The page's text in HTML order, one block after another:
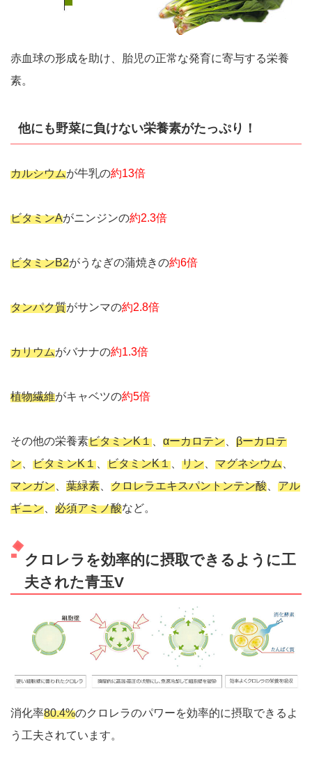
赤血球の形成を助け、胎児の正常な発育に寄与する栄養
素。
他にも野菜に負けない栄養素がたっぷり！
カルシウムが牛乳の約13倍
ビタミンAがニンジンの約2.3倍
ビタミンB2がうなぎの蒲焼きの約6倍
タンパク質がサンマの約2.8倍
カリウムがバナナの約1.3倍
植物繊維がキャベツの約5倍
その他の栄養素ビタミンK１ αーカロテン
βーカロテ
ン
ビタミンK１ ビタミンK１ リン マグネシウム
マンガン
葉緑素 クロレラエキスパントンテン酸
アル
ギニン
必須アミノ酸など。
クロレラを効率的に摂取できるように工
夫された青玉V
消化率80.4%のクロレラのパワーを効率的に摂取できるよ
う工夫されています。